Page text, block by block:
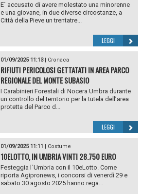
E` accusato di avere molestato una minorenne
e una giovane, in due diverse circostanze, a
Città della Pieve un trentatre...
LEGGI
01/09/2025 11:13| Cronaca
RIFIUTI PERICOLOSI GETTATATI IN AREA PARCO
REGIONALE DEL MONTE SUBASIO
I Carabinieri Forestali di Nocera Umbra durante
un controllo del territorio per la tutela dell’area
protetta del Parco d...
LEGGI
01/09/2025 11:11 | Costume
10ELOTTO, IN UMBRIA VINTI 28.750 EURO
Festeggia l`Umbria con il 10eLotto. Come
riporta Agipronews, i concorsi di venerdì 29 e
sabato 30 agosto 2025 hanno rega...